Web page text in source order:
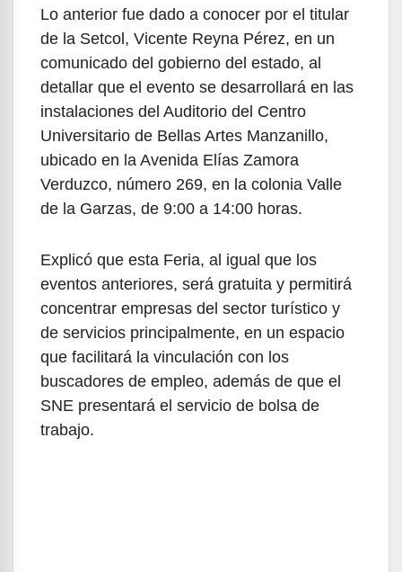
Lo anterior fue dado a conocer por el titular
de la Setcol, Vicente Reyna Pérez, en un
comunicado del gobierno del estado, al
detallar que el evento se desarrollará en las
instalaciones del Auditorio del Centro
Universitario de Bellas Artes Manzanillo,
ubicado en la Avenida Elías Zamora
Verduzco, número 269, en la colonia Valle
de la Garzas, de 9:00 a 14:00 horas.
Explicó que esta Feria, al igual que los
eventos anteriores, será gratuita y permitirá
concentrar empresas del sector turístico y
de servicios principalmente, en un espacio
que facilitará la vinculación con los
buscadores de empleo, además de que el
SNE presentará el servicio de bolsa de
trabajo.